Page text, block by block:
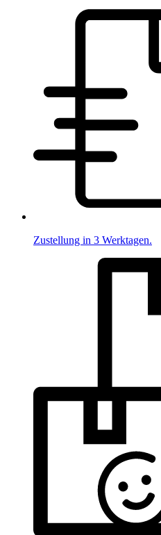
Zustellung in 3 Werktagen.